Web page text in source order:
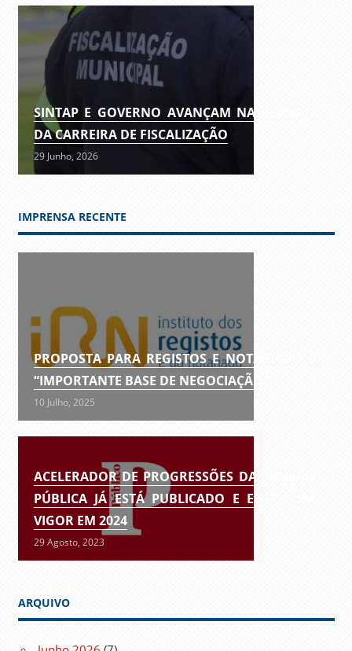
SINTAP E GOVERNO AVANÇAM NA REVISÃO
DA CARREIRA DE FISCALIZAÇÃO
29 Junho, 2026
IMPRENSA RECENTE
PROPOSTA PARA REGISTOS E NOTARIADO É
“IMPORTANTE BASE DE NEGOCIAÇÃO”
10 Julho, 2025
ACELERADOR DE PROGRESSÕES DA FUNÇÃO
PÚBLICA JÁ ESTÁ PUBLICADO E ENTRA EM
VIGOR EM 2024
29 Agosto, 2023
ARQUIVO